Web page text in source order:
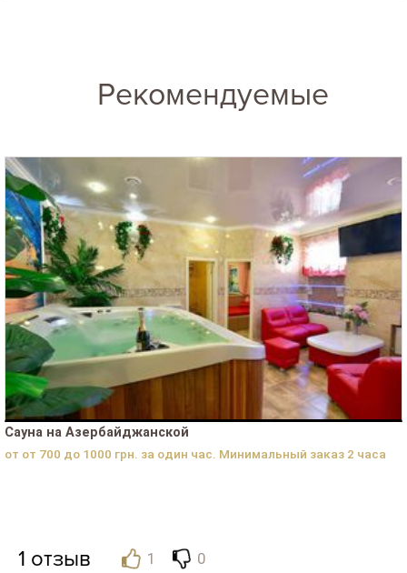
Рекомендуемые
Сауна на Азербайджанской
от от 700 до 1000 грн. за один час. Минимальный заказ 2 часа
1 отзыв 1 0